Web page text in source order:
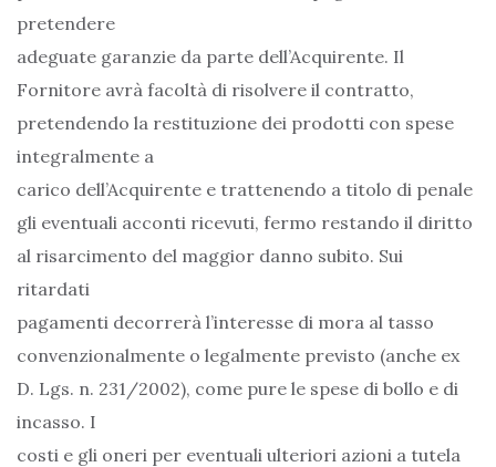
pretendere
adeguate garanzie da parte dell’Acquirente. Il
Fornitore avrà facoltà di risolvere il contratto,
pretendendo la restituzione dei prodotti con spese
integralmente a
carico dell’Acquirente e trattenendo a titolo di penale
gli eventuali acconti ricevuti, fermo restando il diritto
al risarcimento del maggior danno subito. Sui
ritardati
pagamenti decorrerà l’interesse di mora al tasso
convenzionalmente o legalmente previsto (anche ex
D. Lgs. n. 231/2002), come pure le spese di bollo e di
incasso. I
costi e gli oneri per eventuali ulteriori azioni a tutela